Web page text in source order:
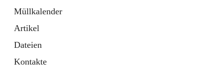
Müllkalender
Artikel
Dateien
Kontakte